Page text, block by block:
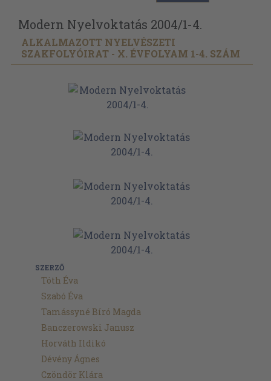
Modern Nyelvoktatás 2004/1-4.
ALKALMAZOTT NYELVÉSZETI
SZAKFOLYÓIRAT - X. ÉVFOLYAM 1-4. SZÁM
SZERZŐ
Tóth Éva
Szabó Éva
Tamássyné Bíró Magda
Banczerowski Janusz
Horváth Ildikó
Dévény Ágnes
Czöndör Klára